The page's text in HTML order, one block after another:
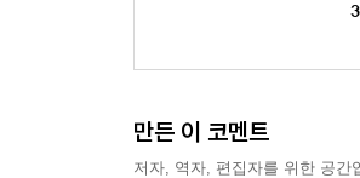
만든 이 코멘트
저자, 역자, 편집자를 위한 공간